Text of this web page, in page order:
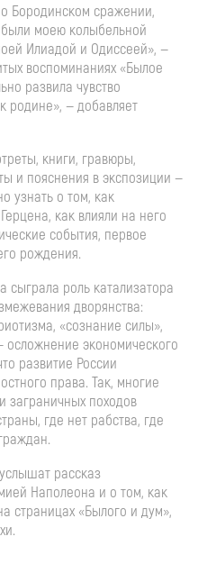
Бородинском сражении,
моею колыбельной
Илиадой и Одиссеей», —
воспоминаниях «Былое
развила чувство
родине», — добавляет
книги, гравюры,
и пояснения в экспозиции —
узнать о том, как
, как влияли на него
события, первое
рождения.
сыграла роль катализатора
дворянства:
«сознание силы»,
осложнение экономического
развитие России
права. Так, многие
заграничных походов
где нет рабства, где
рассказ
Наполеона и о том, как
страницах «Былого и дум»,